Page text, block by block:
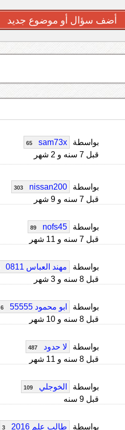
أضف سؤال أو موضوع جديد
بواسطة sam73x
65
قبل 7 سنه و 2 شهر
بواسطة nissan200
303
قبل 7 سنه و 9 شهر
بواسطة nofs45
89
قبل 7 سنه و 11 شهر
بواسطة مهند العباس 0811
قبل 8 سنه و 3 شهر
بواسطة ابو محمود 55555 6
قبل 8 سنه و 10 شهر
بواسطة لا حدود 487
قبل 8 سنه و 11 شهر
بواسطة الخوجلي 109
قبل 9 سنه
بواسطة طالب علم 2016 3